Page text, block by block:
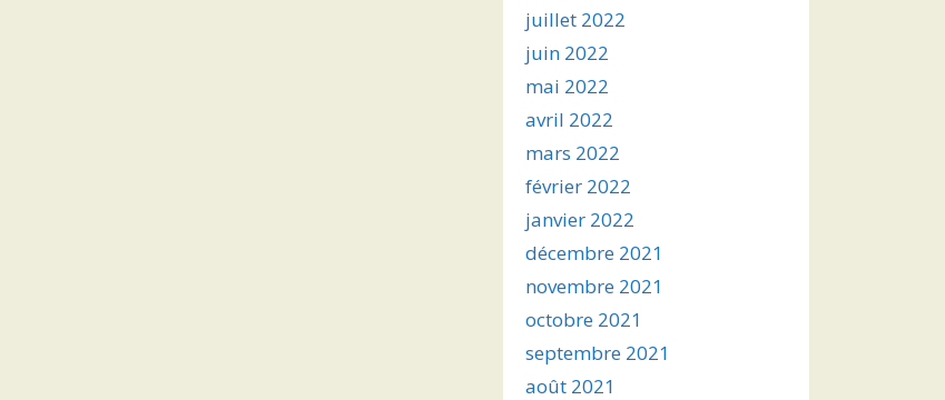
juillet 2022
juin 2022
mai 2022
avril 2022
mars 2022
février 2022
janvier 2022
décembre 2021
novembre 2021
octobre 2021
septembre 2021
août 2021